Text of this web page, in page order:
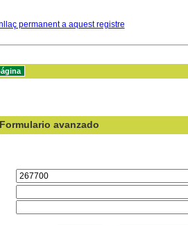
permanent a aquest registre
avanzado